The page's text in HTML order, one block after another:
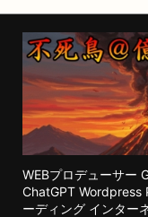
WEBプロデューサー
ChatGPT Wordpress
ーディング インター